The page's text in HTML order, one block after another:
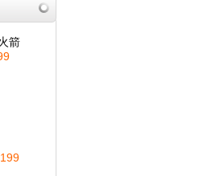
箭